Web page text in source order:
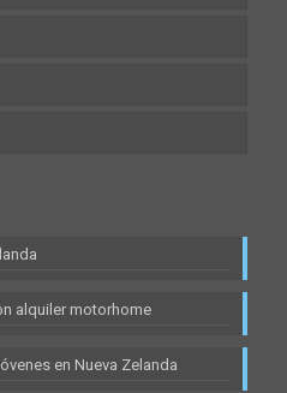
alquiler motorhome
en Nueva Zelanda